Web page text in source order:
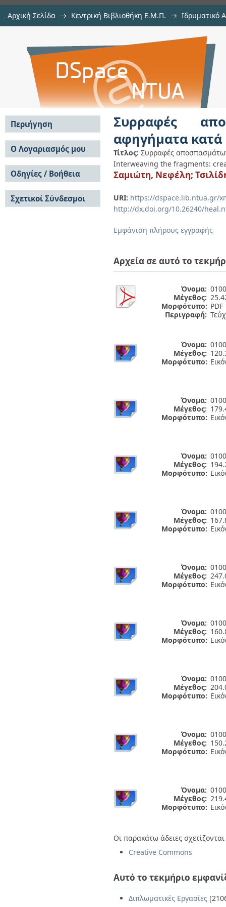
Αρχική Σελίδα → Κεντρική Βιβλιοθήκη Ε.Μ.Π. → Ιδρυματικό
Συρραφές αποσπασμάτων:
ποταμού Νέδοντα
Συρραφές
αφηγήματα
Τίτλος: Συρραφές
Interweaving the fragments:
Σαμιώτη, Νεφέλη;
URI: https://dspace.lib.ntua.gr/
http://dx.doi.org/10.26240/
Εμφάνιση πλήρους εγγραφής
Αρχεία σε αυτό το
Όνομα:
Μέγεθος:
Μορφότυπο: PDF
Περιγραφή:
Όνομα:
Μέγεθος:
Μορφότυπο:
Όνομα:
Μέγεθος:
Μορφότυπο:
Όνομα:
Μέγεθος:
Μορφότυπο:
Όνομα:
Μέγεθος:
Μορφότυπο:
Όνομα:
Μέγεθος:
Μορφότυπο:
Όνομα:
Μέγεθος:
Μορφότυπο:
Όνομα:
Μέγεθος:
Μορφότυπο:
Όνομα:
Μέγεθος:
Μορφότυπο:
Όνομα:
Μέγεθος:
Μορφότυπο:
Οι παρακάτω άδειες
Creative Commons
Αυτό το τεκμήριο
Διπλωματικές Εργασίες
Περιήγηση
Σε όλο το DSpace
Κοινότητες & Συλλογές
Ανά Ημερομηνία
Έκδοσης
Συγγραφείς
Τίτλοι
Θέματα
Ο Λογαριασμός μου
Σύνδεση
Εγγραφή
Οδηγίες / Βοήθεια
Οδηγίες Υποβολής
Οδηγίες Χρήσης ΙΑ
Συχνές Ερωτήσεις
Σχετικοί Σύνδεσμοι